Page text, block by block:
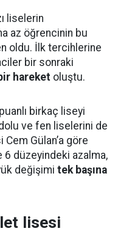
liselerin
az öğrencinin bu
oldu. İlk tercihlerine
bir sonraki
hareket oluştu.
birkaç liseyi
ve fen liselerini de
Gülan’a göre
6 düzeyindeki azalma,
değişimi tek başına
lisesi